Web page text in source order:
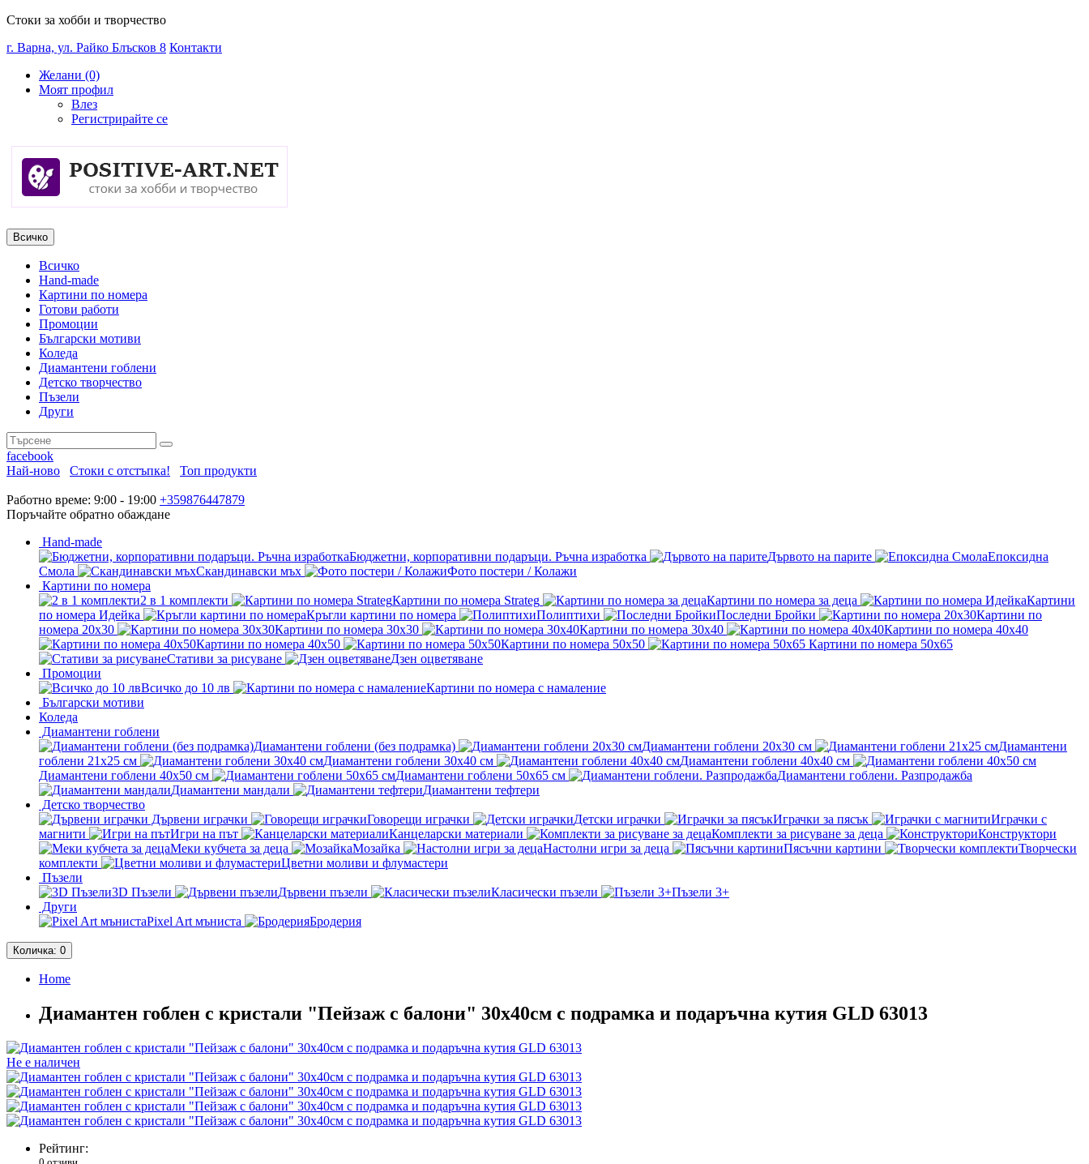
Стоки за хобби и творчество
г. Варна, ул. Райко Блъсков 8 Контакти
Желани (0)
Моят профил
Влез
Регистрирайте се
Всичко
Всичко
Hand-made
Картини по номера
Готови работи
Промоции
Български мотиви
Коледа
Диамантени гоблени
Детско творчество
Пъзели
Други
facebook
Най-ново
Стоки с отстъпка! Топ продукти
Работно време: 9:00 - 19:00 +359876447879
Поръчайте обратно обаждане
Hand-made
Бюджетни, корпоративни подаръци. Ръчна изработка
Дървото на парите
Епоксидна
Смола
Скандинавски мъх
Фото постери / Колажи
Картини по номера
2 в 1 комплекти
Картини по номера Strateg Картини по номера за деца
Картини
по номера Идейка
Кръгли картини по номера Полиптихи Последни Бройки
Картини по
номера 20x30
Картини по номера 30x30 Картини по номера 30x40
Картини по номера 40x40
Картини по номера 40x50
Картини по номера 50x50
Картини по номера 50x65
Стативи за рисуване
Дзен оцветяване
Промоции
Всичко до 10 лв
Картини по номера с намаление
Български мотиви
Коледа
Диамантени гоблени
Диамантени гоблени (без подрамка)
Диамантени гоблени 20x30 см
Диамантени
гоблени 21x25 см
Диамантени гоблени 30x40 см
Диамантени гоблени 40x40 см
Диамантени гоблени 40x50 см
Диамантени гоблени 50x65 см
Диамантени гоблени. Разпродажба
Диамантени мандали
Диамантени тефтери
Детско творчество
Дървени играчки
Говорещи играчки Детски играчки Играчки за пясък
Играчки с
магнити
Игри на път Канцеларски материали Комплекти за рисуване за деца
Конструктори
Меки кубчета за деца
Мозайка Настолни игри за деца Пясъчни картини
Творчески
комплекти
Цветни моливи и флумастери
Пъзели
3D Пъзели
Дървени пъзели Класически пъзели
Пъзели 3+
Други
Pixel Art мъниста
Бродерия
Количка: 0
Home
Диамантен гоблен с кристали "Пейзаж с балони" 30х40см с подрамка и подаръчна кутия GLD 63013
Не е наличен
Рейтинг: